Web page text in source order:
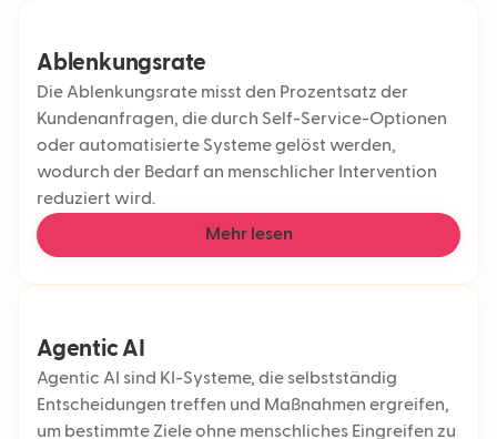
Ablenkungsrate
Die Ablenkungsrate misst den Prozentsatz der
Kundenanfragen, die durch Self-Service-Optionen
oder automatisierte Systeme gelöst werden,
wodurch der Bedarf an menschlicher Intervention
reduziert wird.
Mehr lesen
Agentic AI
Agentic AI sind KI-Systeme, die selbstständig
Entscheidungen treffen und Maßnahmen ergreifen,
um bestimmte Ziele ohne menschliches Eingreifen zu